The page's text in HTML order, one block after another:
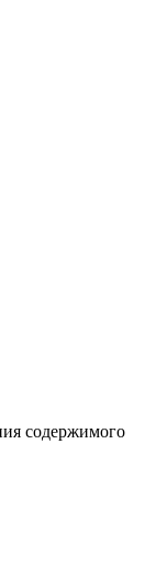
содержимого